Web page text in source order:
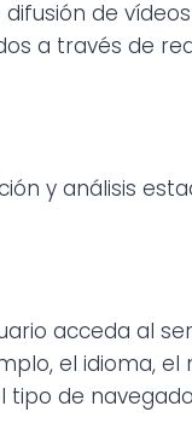
de
a través de
y análisis
acceda al
el idioma,
de